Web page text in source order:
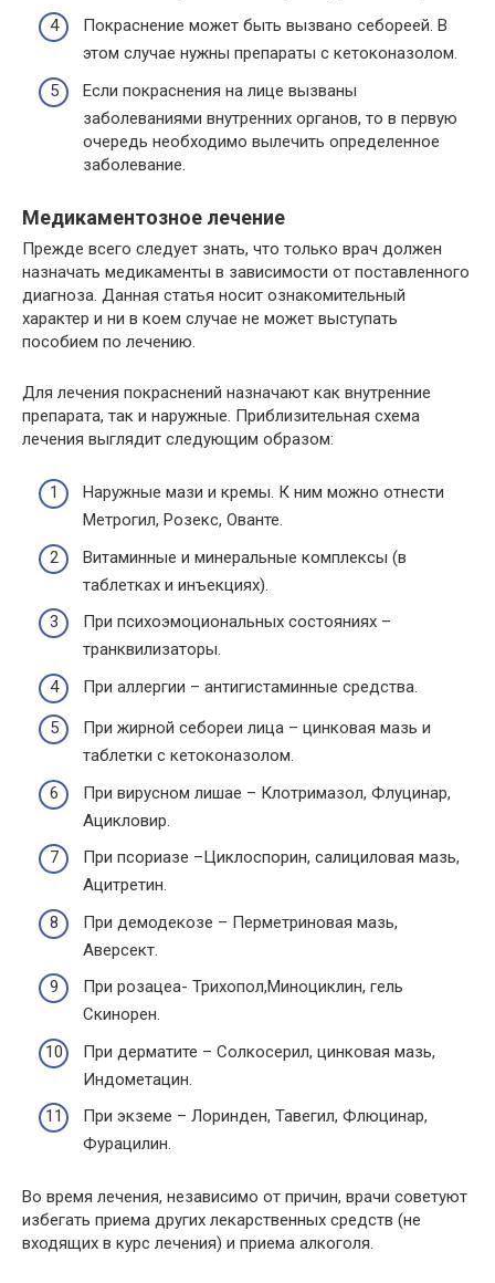
Покраснение может быть вызвано себореей. В
этом случае нужны препараты с кетоконазолом.
Если покраснения на лице вызваны
заболеваниями внутренних органов, то в первую
очередь необходимо вылечить определенное
заболевание.
Медикаментозное лечение
Прежде всего следует знать, что только врач должен
назначать медикаменты в зависимости от поставленного
диагноза. Данная статья носит ознакомительный
характер и ни в коем случае не может выступать
пособием по лечению.
Для лечения покраснений назначают как внутренние
препарата, так и наружные. Приблизительная схема
лечения выглядит следующим образом:
Наружные мази и кремы. К ним можно отнести
Метрогил, Розекс, Ованте.
Витаминные и минеральные комплексы (в
таблетках и инъекциях).
При психоэмоциональных состояниях –
транквилизаторы.
При аллергии – антигистаминные средства.
При жирной себореи лица – цинковая мазь и
таблетки с кетоконазолом.
При вирусном лишае – Клотримазол, Флуцинар,
Ацикловир.
При псориазе –Циклоспорин, салициловая мазь,
Ацитретин.
При демодекозе – Перметриновая мазь,
Аверсект.
При розацеа- Трихопол,Миноциклин, гель
Скинорен.
При дерматите – Солкосерил, цинковая мазь,
Индометацин.
При экземе – Лоринден, Тавегил, Флюцинар,
Фурацилин.
Во время лечения, независимо от причин, врачи советуют
избегать приема других лекарственных средств (не
входящих в курс лечения) и приема алкоголя.